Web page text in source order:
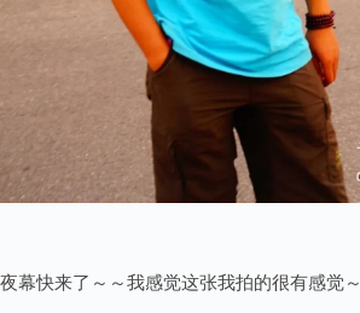
夜幕快来了～～我感觉这张我拍的很有感觉～